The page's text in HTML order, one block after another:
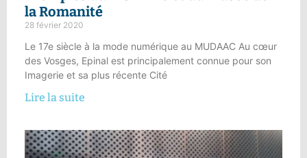
la Romanité
28 février 2020
Le 17e siècle à la mode numérique au MUDAAC Au cœur
des Vosges, Epinal est principalement connue pour son
Imagerie et sa plus récente Cité
Lire la suite